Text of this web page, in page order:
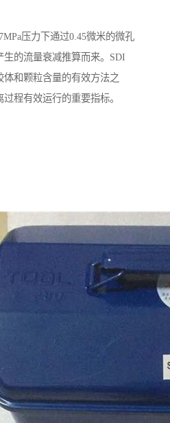
压力下通过0.45微米的微孔
的流量衰减推算而来。SDI
体和颗粒含量的有效方法之
程有效运行的重要指标。